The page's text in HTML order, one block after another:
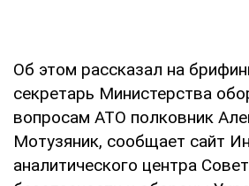
Об этом рассказал на
секретарь Министерства
вопросам АТО полковник
Мотузяник, сообщает сайт
аналитического центра